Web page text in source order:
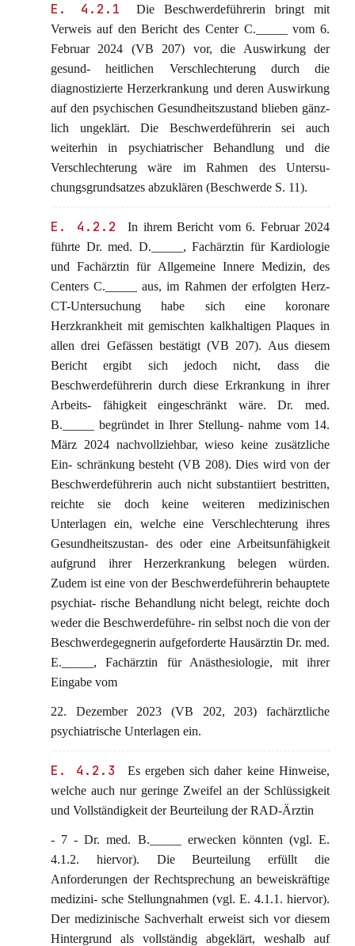
E. 4.2.1
Die Beschwerdeführerin bringt mit
Verweis auf den Bericht des Center C._____ vom 6.
Februar 2024 (VB 207) vor, die Auswirkung der
gesund- heitlichen Verschlechterung durch die
diagnostizierte Herzerkrankung und deren Auswirkung
auf den psychischen Gesundheitszustand blieben gänz-
lich ungeklärt. Die Beschwerdeführerin sei auch
weiterhin in psychiatrischer Behandlung und die
Verschlechterung wäre im Rahmen des Untersu-
chungsgrundsatzes abzuklären (Beschwerde S. 11).
E. 4.2.2
In ihrem Bericht vom 6. Februar 2024
führte Dr. med. D._____, Fachärztin für Kardiologie
und Fachärztin für Allgemeine Innere Medizin, des
Centers C._____ aus, im Rahmen der erfolgten Herz-
CT-Untersuchung habe sich eine koronare
Herzkrankheit mit gemischten kalkhaltigen Plaques in
allen drei Gefässen bestätigt (VB 207). Aus diesem
Bericht ergibt sich jedoch nicht, dass die
Beschwerdeführerin durch diese Erkrankung in ihrer
Arbeits- fähigkeit eingeschränkt wäre. Dr. med.
B._____ begründet in Ihrer Stellung- nahme vom 14.
März 2024 nachvollziehbar, wieso keine zusätzliche
Ein- schränkung besteht (VB 208). Dies wird von der
Beschwerdeführerin auch nicht substantiiert bestritten,
reichte sie doch keine weiteren medizinischen
Unterlagen ein, welche eine Verschlechterung ihres
Gesundheitszustan- des oder eine Arbeitsunfähigkeit
aufgrund ihrer Herzerkrankung belegen würden.
Zudem ist eine von der Beschwerdeführerin behauptete
psychiat- rische Behandlung nicht belegt, reichte doch
weder die Beschwerdeführe- rin selbst noch die von der
Beschwerdegegnerin aufgeforderte Hausärztin Dr. med.
E._____, Fachärztin für Anästhesiologie, mit ihrer
Eingabe vom
22. Dezember 2023 (VB 202, 203) fachärztliche
psychiatrische Unterlagen ein.
E. 4.2.3
Es ergeben sich daher keine Hinweise,
welche auch nur geringe Zweifel an der Schlüssigkeit
und Vollständigkeit der Beurteilung der RAD-Ärztin
- 7 - Dr. med. B._____ erwecken könnten (vgl. E.
4.1.2. hiervor). Die Beurteilung erfüllt die
Anforderungen der Rechtsprechung an beweiskräftige
medizini- sche Stellungnahmen (vgl. E. 4.1.1. hiervor).
Der medizinische Sachverhalt erweist sich vor diesem
Hintergrund als vollständig abgeklärt, weshalb auf